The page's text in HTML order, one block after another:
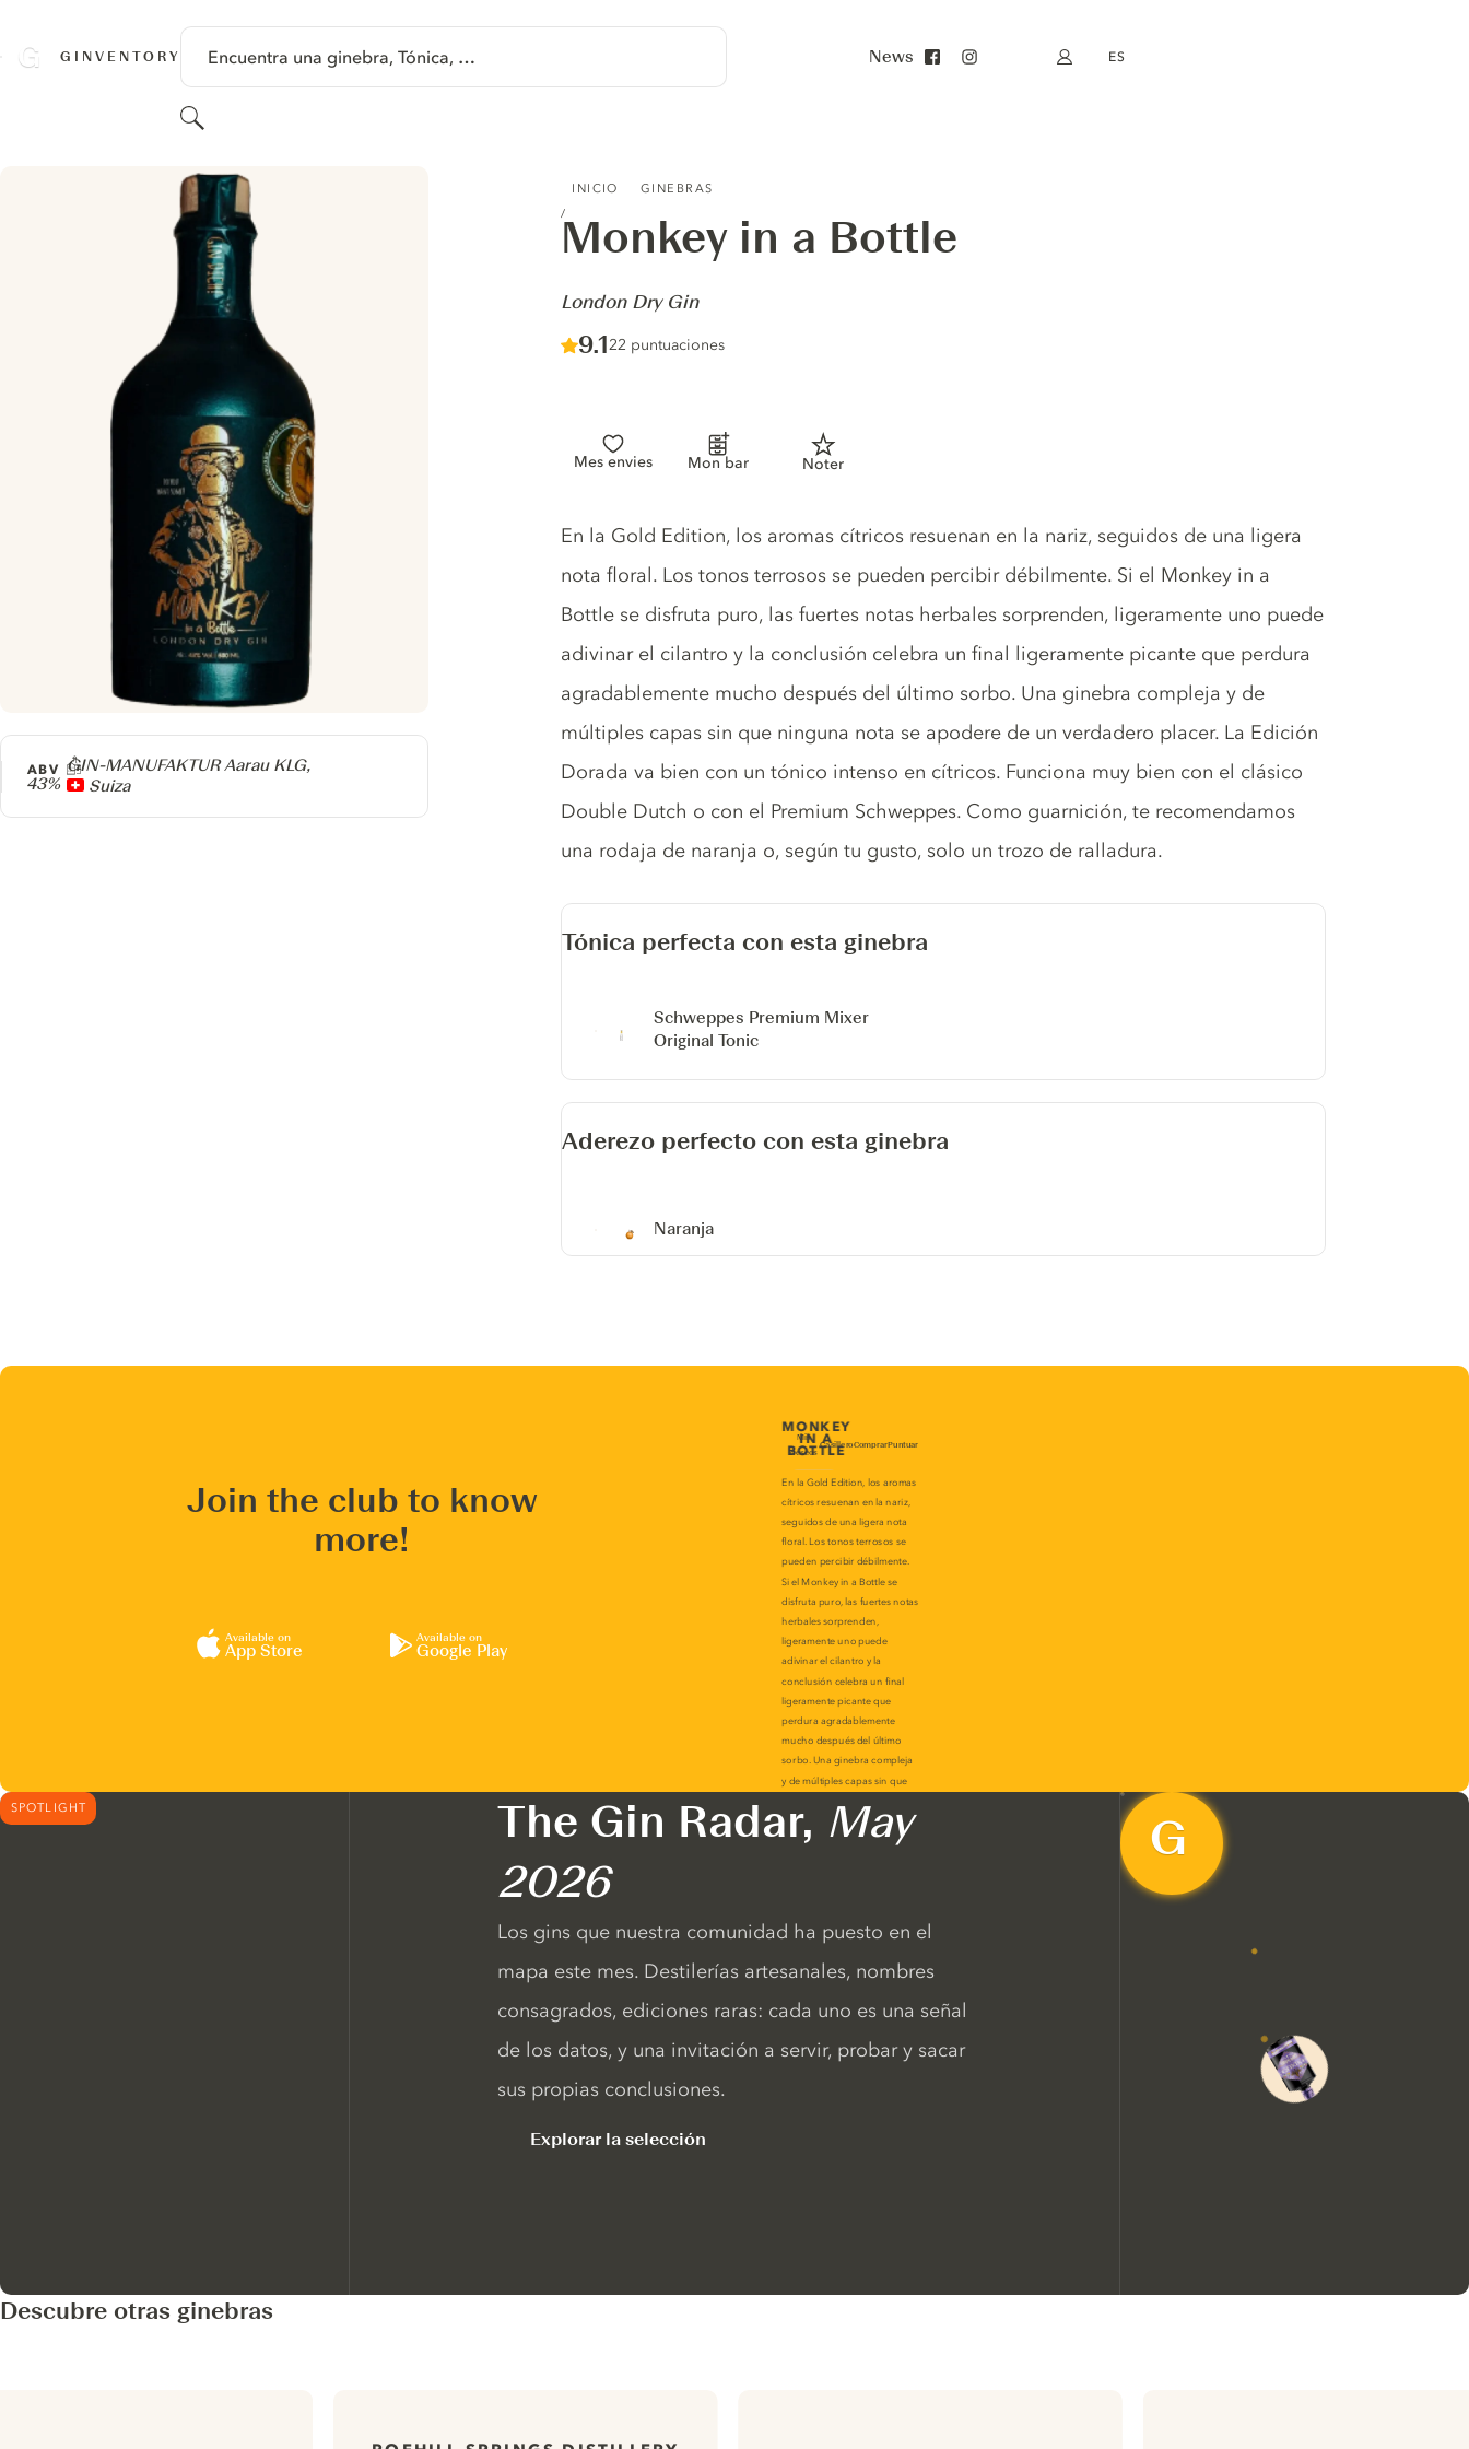
GINVENTORY Encuentra una ginebra, Tónica, …
Buscar
News Mi cuenta
ES
INICIO GINEBRAS
Monkey in a Bottle
-
London Dry Gin
Score :
9.1/ 10
22 puntuaciones
Mes envies Mon bar Noter
Producer
GIN-MANUFAKTUR Aarau KLG,
Suiza
ABV
43%
Gin description
En la Gold Edition, los aromas cítricos resuenan en la nariz, seguidos de una ligera
nota floral. Los tonos terrosos se pueden percibir débilmente. Si el Monkey in a
Bottle se disfruta puro, las fuertes notas herbales sorprenden, ligeramente uno puede
adivinar el cilantro y la conclusión celebra un final ligeramente picante que perdura
agradablemente mucho después del último sorbo. Una ginebra compleja y de
múltiples capas sin que ninguna nota se apodere de un verdadero placer. La Edición
Dorada va bien con un tónico intenso en cítricos. Funciona muy bien con el clásico
Double Dutch o con el Premium Schweppes. Como guarnición, te recomendamos
una rodaja de naranja o, según tu gusto, solo un trozo de ralladura.
Tónica perfecta con esta ginebra
Schweppes Premium Mixer
Original Tonic
Aderezo perfecto con esta ginebra
Naranja
Join the club to know
more!
Available on
App Store
Available on
Google Play
SPOTLIGHT The Gin Radar, May
2026
Los gins que nuestra comunidad ha puesto en el
mapa este mes. Destilerías artesanales, nombres
consagrados, ediciones raras: cada uno es una señal
de los datos, y una invitación a servir, probar y sacar
sus propias conclusiones.
Explorar la selección
Descubre otras ginebras